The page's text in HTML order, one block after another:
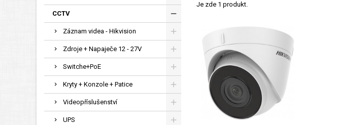
CCTV
Záznam videa - Hikvision
Zdroje + Napaječe 12 - 27V
Switche+PoE
Kryty + Konzole + Patice
Videopříslušenství
UPS
Je zde 1 produkt.